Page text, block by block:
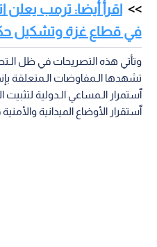
اقرأ أيضا: ترمب يعلن
في قطاع غزة وتشكيل
وتأتي هذه التصريحات في ظل
تشهدها الـمفاوضات الـمتعلقة
ٱستمرار الـمساعي الـدولية
ٱستقرار الأوضاع الميدانية